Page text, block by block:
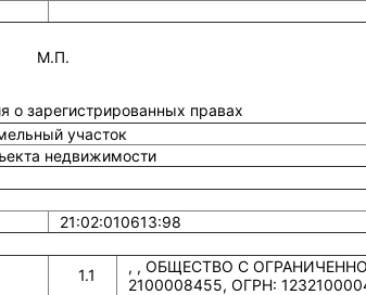
М.П.
о зарегистрированных правах
участок
недвижимости
21:02:010613:98
1.1
, , ОБЩЕСТВО С
2100008455, ОГРН: